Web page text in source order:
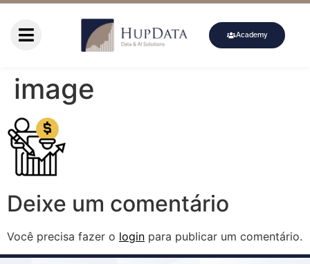
Academy
image
Deixe um comentário
Você precisa fazer o login para publicar um comentário.